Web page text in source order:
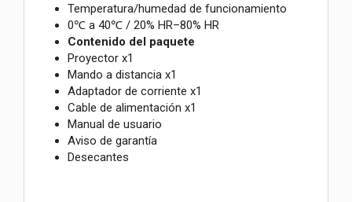
Temperatura/humedad de funcionamiento
0℃ a 40℃ / 20% HR–80% HR
Contenido del paquete
Proyector x1
Mando a distancia x1
Adaptador de corriente x1
Cable de alimentación x1
Manual de usuario
Aviso de garantía
Desecantes